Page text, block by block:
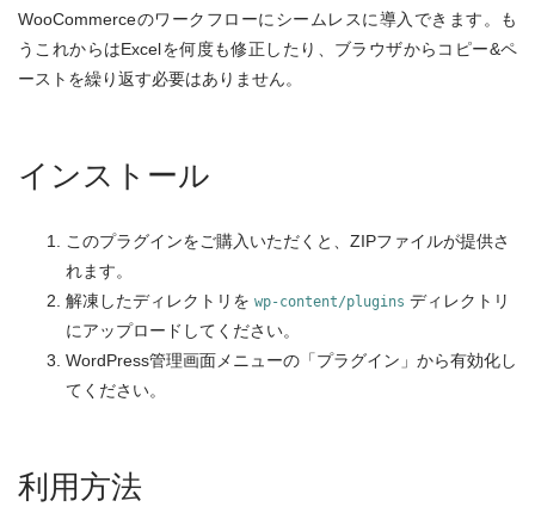
WooCommerceのワークフローにシームレスに導入できます。も
うこれからはExcelを何度も修正したり、ブラウザからコピー&ペ
ーストを繰り返す必要はありません。
インストール
このプラグインをご購入いただくと、ZIPファイルが提供さ
れます。
解凍したディレクトリを wp-content/plugins ディレクトリ
にアップロードしてください。
WordPress管理画面メニューの「プラグイン」から有効化し
てください。
利用方法